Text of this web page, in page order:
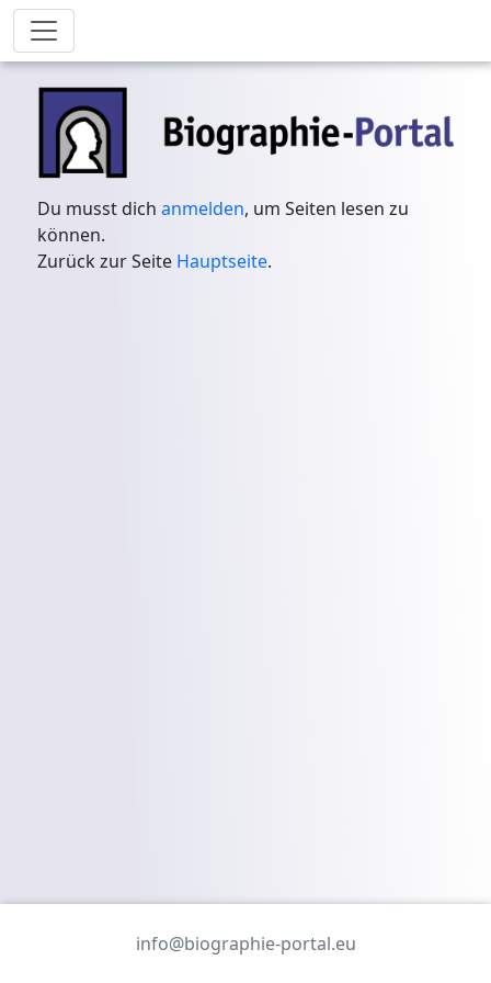
Du musst dichanmelden, um Seiten lesen zu
können.
Zurück zur Seite Hauptseite.
info@biographie-portal.eu